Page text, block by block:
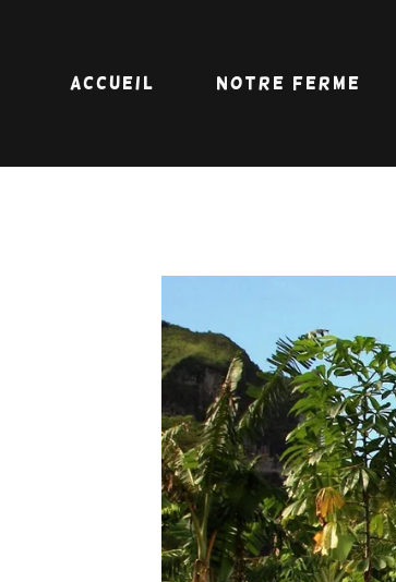
Accueil Notre ferme